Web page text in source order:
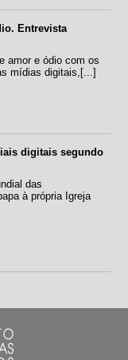
Entrevista
amor e ódio com os
mídias digitais,[...]
digitais segundo
das
à própria Igreja